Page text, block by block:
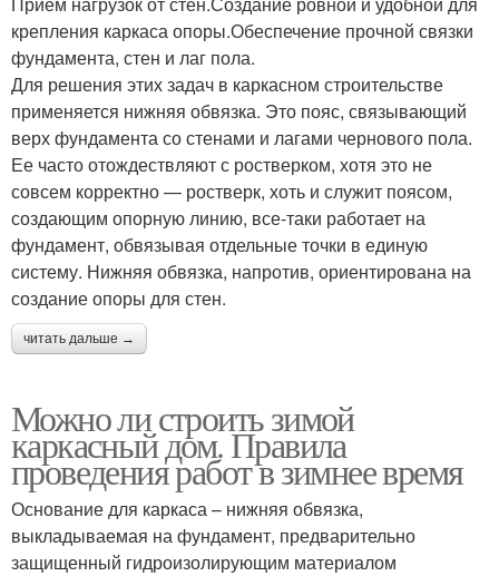
крепления каркаса опоры.Обеспечение прочной связки
фундамента, стен и лаг пола.
Для решения этих задач в каркасном строительстве
применяется нижняя обвязка. Это пояс, связывающий
верх фундамента со стенами и лагами чернового пола.
Ее часто отождествляют с ростверком, хотя это не
совсем корректно — ростверк, хоть и служит поясом,
создающим опорную линию, все-таки работает на
фундамент, обвязывая отдельные точки в единую
систему. Нижняя обвязка, напротив, ориентирована на
создание опоры для стен.
читать дальше →
Можно ли строить зимой
каркасный дом. Правила
проведения работ в зимнее время
Основание для каркаса – нижняя обвязка,
выкладываемая на фундамент, предварительно
защищенный гидроизолирующим материалом